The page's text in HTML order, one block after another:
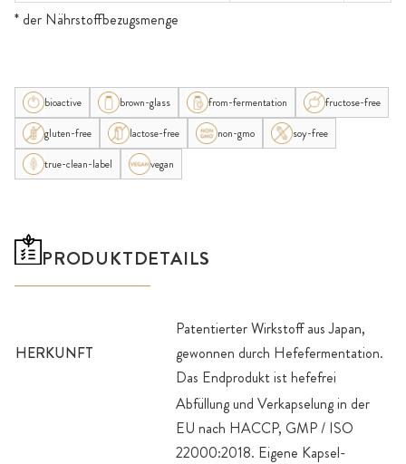
* der Nährstoffbezugsmenge
bioactive brown-glass from-fermentation
fructose-free
gluten-free
lactose-free non-gmo
soy-free
true-clean-label
vegan
PRODUKTDETAILS
HERKUNFT
Patentierter Wirkstoff aus Japan,
gewonnen durch Hefefermentation.
Das Endprodukt ist hefefrei
Abfüllung und Verkapselung in der
EU nach HACCP, GMP / ISO
22000:2018. Eigene Kapsel-